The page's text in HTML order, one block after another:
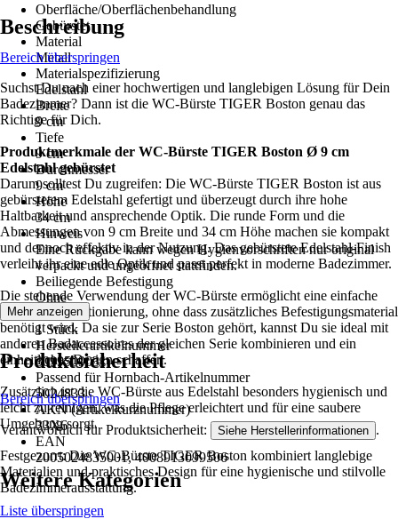
Oberfläche/Oberflächenbehandlung
Gebürstet
Material
Metall
Materialspezifizierung
Edelstahl
Breite
9 cm
Tiefe
9 cm
Durchmesser
9 cm
Höhe
34 cm
Hinweis
Eine Rückgabe kann wegen Hygienvorschriften nur original
verpackt und ungeöffnet stattfinden.
Beiliegende Befestigung
Ohne
Inhalt
1 Stück
Herstellerartikelnummer
309950903
Passend für Hornbach-Artikelnummer
5024833
AKN (Artikelkurznummer)
33X6
EAN
2005024835001, 4008913099506
Beschreibung
Bereich überspringen
Suchst Du nach einer hochwertigen und langlebigen Lösung für Dein
Badezimmer? Dann ist die WC-Bürste TIGER Boston genau das
Richtige für Dich.
Produktmerkmale der WC-Bürste TIGER Boston Ø 9 cm
Edelstahl gebürstet
Darum solltest Du zugreifen: Die WC-Bürste TIGER Boston ist aus
gebürstetem Edelstahl gefertigt und überzeugt durch ihre hohe
Haltbarkeit und ansprechende Optik. Die runde Form und die
Abmessungen von 9 cm Breite und 34 cm Höhe machen sie kompakt
und dennoch effektiv in der Nutzung. Das gebürstete Edelstahl-Finish
verleiht ihr eine edle Optik und passt perfekt in moderne Badezimmer.
Die stehende Verwendung der WC-Bürste ermöglicht eine einfache
und stabile Positionierung, ohne dass zusätzliches Befestigungsmaterial
benötigt wird. Da sie zur Serie Boston gehört, kannst Du sie ideal mit
anderen Badaccessoires der gleichen Serie kombinieren und ein
einheitliches Design schaffen.
Zusätzlich ist die WC-Bürste aus Edelstahl besonders hygienisch und
leicht zu reinigen, was die Pflege erleichtert und für eine saubere
Umgebung sorgt.
Festgezurrt: Die WC-Bürste TIGER Boston kombiniert langlebige
Materialien und praktisches Design für eine hygienische und stilvolle
Badezimmerausstattung.
Mehr anzeigen
Produktsicherheit
Bereich überspringen
Verantwortlich für Produktsicherheit: Siehe Herstellerinformationen .
Weitere Kategorien
Liste überspringen